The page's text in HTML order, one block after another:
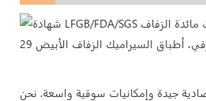
جيدة وإمكانيات سوقية واسعة. نحن